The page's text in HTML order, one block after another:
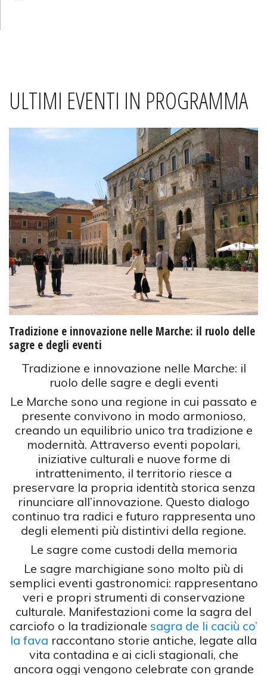
ULTIMI EVENTI IN PROGRAMMA
Tradizione e innovazione nelle Marche: il ruolo delle
sagre e degli eventi
Tradizione e innovazione nelle Marche: il
ruolo delle sagre e degli eventi
Le Marche sono una regione in cui passato e
presente convivono in modo armonioso,
creando un equilibrio unico tra tradizione e
modernità. Attraverso eventi popolari,
iniziative culturali e nuove forme di
intrattenimento, il territorio riesce a
preservare la propria identità storica senza
rinunciare all’innovazione. Questo dialogo
continuo tra radici e futuro rappresenta uno
degli elementi più distintivi della regione.
Le sagre come custodi della memoria
Le sagre marchigiane sono molto più di
semplici eventi gastronomici: rappresentano
veri e propri strumenti di conservazione
culturale. Manifestazioni come la sagra del
carciofo o la tradizionale sagra de li caciù co’
la fava raccontano storie antiche, legate alla
vita contadina e ai cicli stagionali, che
ancora oggi vengono celebrate con grande